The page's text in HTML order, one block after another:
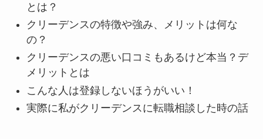
とは？
クリーデンスの特徴や強み、メリットは何な
の？
クリーデンスの悪い口コミもあるけど本当？デ
メリットとは
こんな人は登録しないほうがいい！
実際に私がクリーデンスに転職相談した時の話